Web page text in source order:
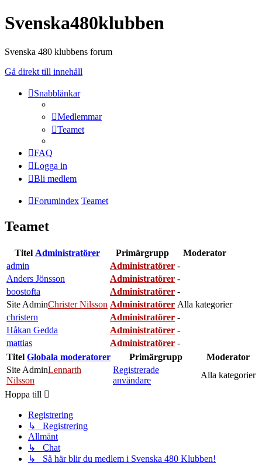
Svenska480klubben
Svenska 480 klubbens forum
Gå direkt till innehåll
Snabblänkar
Medlemmar
Teamet
FAQ
Logga in
Bli medlem
Forumindex Teamet
Teamet
Titel Administratörer Primärgrupp
Moderator
admin
Administratörer -
Anders Jönsson
Administratörer -
boostofta
Administratörer -
Site AdminChrister Nilsson Administratörer Alla kategorier
christern
Administratörer -
Håkan Gedda
Administratörer -
mattias
Administratörer -
Titel Globala moderatorer Primärgrupp
Moderator
Site AdminLennarth
Nilsson
Registrerade
användare
Alla kategorier
Hoppa till
Registrering
↳ Registrering
Allmänt
↳ Chat
↳ Så här blir du medlem i Svenska 480 Klubben!